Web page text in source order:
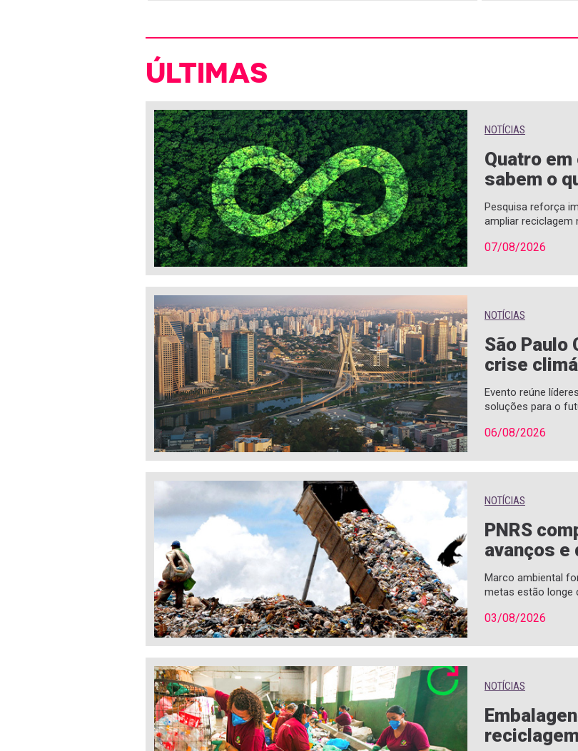
ÚLTIMAS
NOTÍCIAS
Quatro
sabem o
Pesquisa reforça
ampliar reciclagem
07/08/2026
NOTÍCIAS
São Paulo
crise
Evento reúne
soluções para o
06/08/2026
NOTÍCIAS
PNRS
avanços
Marco ambiental
metas estão longe
03/08/2026
NOTÍCIAS